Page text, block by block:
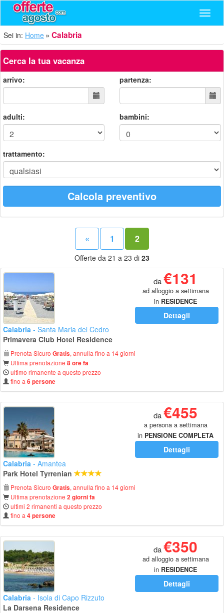
Sei in: Home Calabria
Cerca la tua vacanza
arrivo: partenza:
adulti: bambini:
trattamento:
Calcola preventivo
« 1 2
Offerte da 21 a 23 di 23
da€131
ad alloggio a settimana
in RESIDENCE
Dettagli
Calabria - Santa Maria del Cedro
Primavera Club Hotel Residence
Prenota Sicuro Gratis, annulla fino a 14 giorni
Ultima prenotazione 8 ore fa
ultimo rimanente a questo prezzo
fino a 6 persone
da€455
a persona a settimana
in PENSIONE COMPLETA
Dettagli
Calabria - Amantea
Park Hotel Tyrrenian
Prenota Sicuro Gratis, annulla fino a 14 giorni
Ultima prenotazione 2 giorni fa
ultimi 2 rimanenti a questo prezzo
fino a 4 persone
da€350
ad alloggio a settimana
in RESIDENCE
Dettagli
Calabria - Isola di Capo Rizzuto
La Darsena Residence